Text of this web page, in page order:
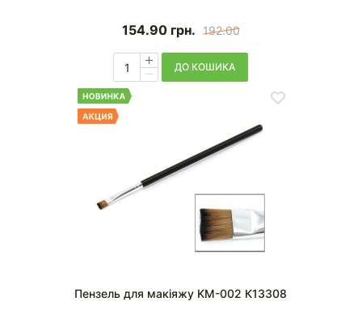
154.90 грн. 192.00
ДО КОШИКА
Пензель для макіяжу KM-002 К13308